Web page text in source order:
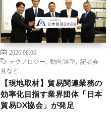
2026.08.06
テクノロジー
動向/展望
記者会
見など
【現地取材】貿易関連業務の
効率化目指す業界団体「日本
貿易DX協会」が発足